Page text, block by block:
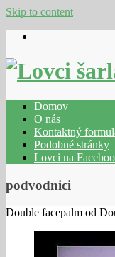
Skip to content
Domov
O nás
Kontaktný
Podobné stránky
Lovci na
podvodnici
Double facepalm od